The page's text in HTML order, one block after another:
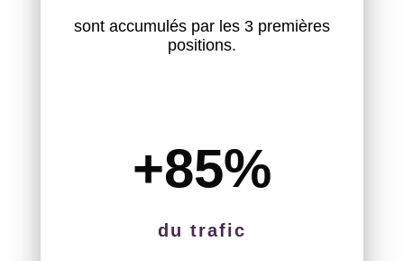
sont accumulés par les 3 premières
positions.
+85%
du trafic